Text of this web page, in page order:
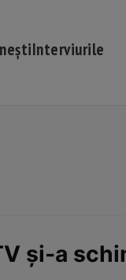
Interviurile
și-a